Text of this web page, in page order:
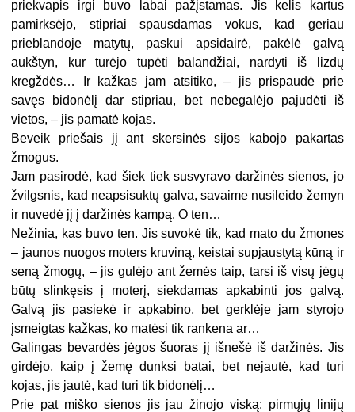
priekvapis irgi buvo labai pažįstamas. Jis kelis kartus
pamirksėjo, stipriai spausdamas vokus, kad geriau
prieblandoje matytų, paskui apsidairė, pakėlė galvą
aukštyn, kur turėjo tupėti balandžiai, nardyti iš lizdų
kregždės… Ir kažkas jam atsitiko, – jis prispaudė prie
savęs bidonėlį dar stipriau, bet nebegalėjo pajudėti iš
vietos, – jis pamatė kojas.
Beveik priešais jį ant skersinės sijos kabojo pakartas
žmogus.
Jam pasirodė, kad šiek tiek susvyravo daržinės sienos, jo
žvilgsnis, kad neapsisuktų galva, savaime nusileido žemyn
ir nuvedė jį į daržinės kampą. O ten…
Nežinia, kas buvo ten. Jis suvokė tik, kad mato du žmones
– jaunos nuogos moters kruviną, keistai supjaustytą kūną ir
seną žmogų, – jis gulėjo ant žemės taip, tarsi iš visų jėgų
būtų slinkęsis į moterį, siekdamas apkabinti jos galvą.
Galvą jis pasiekė ir apkabino, bet gerklėje jam styrojo
įsmeigtas kažkas, ko matėsi tik rankena ar…
Galingas bevardės jėgos šuoras jį išnešė iš daržinės. Jis
girdėjo, kaip į žemę dunksi batai, bet nejautė, kad turi
kojas, jis jautė, kad turi tik bidonėlį…
Prie pat miško sienos jis jau žinojo viską: pirmųjų linijų